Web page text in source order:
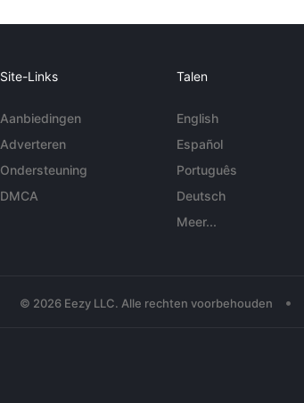
Site-Links
Aanbiedingen
Adverteren
Ondersteuning
DMCA
Talen
English
Español
Português
Deutsch
Meer...
© 2026 Eezy LLC. Alle rechten voorbehouden •